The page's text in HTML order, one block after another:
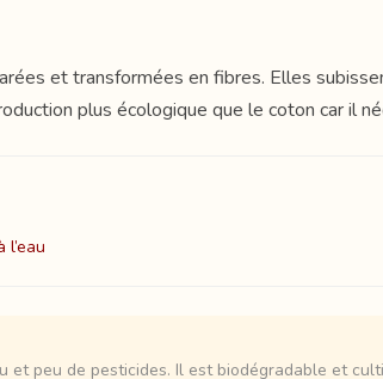
et transformées en fibres. Elles
plus écologique que le coton car il
et peu de pesticides. Il est biodégradable et